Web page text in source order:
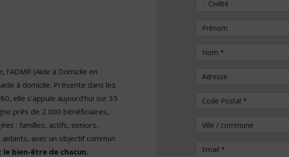
(Aide à Domicile en
à domicile. Présente dans les
elle s’appuie aujourd’hui sur 35
près de 2 000 bénéficiaires,
: familles, actifs, seniors,
avec un objectif commun
bien-être de chacun.
Prénom
Nom*
Adresse
Code Postal *
Ville / commune
Email*